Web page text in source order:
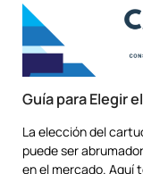
Guía para Elegir
La elección del
puede ser
en el mercado. Aquí